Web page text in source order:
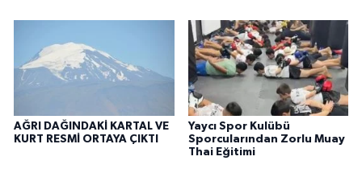
AĞRI DAĞINDAKİ KARTAL VE
KURT RESMİ ORTAYA ÇIKTI
Yaycı Spor Kulübü
Sporcularından Zorlu Muay
Thai Eğitimi